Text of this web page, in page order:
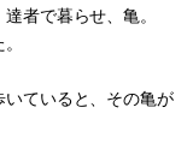
者で暮らせ、亀。
ていると、その亀が